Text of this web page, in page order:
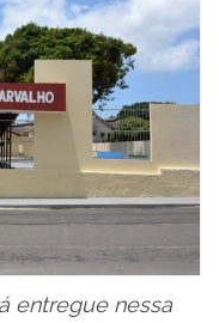
entregue nessa